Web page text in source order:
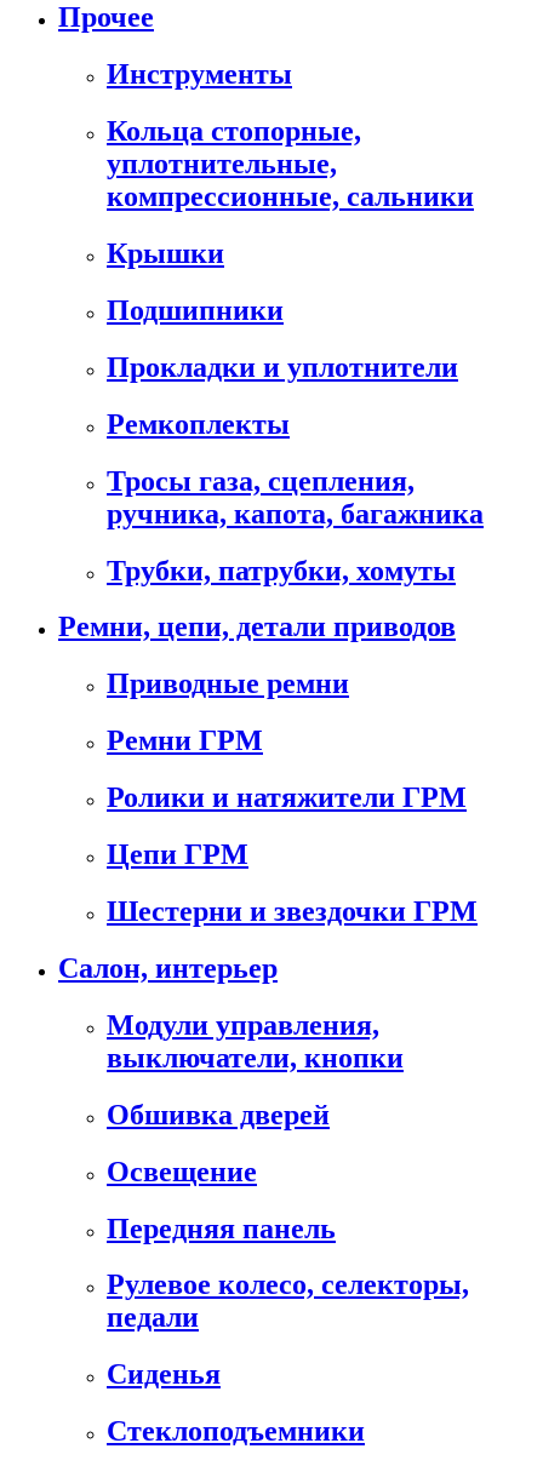
Прочее
Инструменты
Кольца стопорные,
уплотнительные,
компрессионные, сальники
Крышки
Подшипники
Прокладки и уплотнители
Ремкоплекты
Тросы газа, сцепления,
ручника, капота, багажника
Трубки, патрубки, хомуты
Ремни, цепи, детали приводов
Приводные ремни
Ремни ГРМ
Ролики и натяжители ГРМ
Цепи ГРМ
Шестерни и звездочки ГРМ
Салон, интерьер
Модули управления,
выключатели, кнопки
Обшивка дверей
Освещение
Передняя панель
Рулевое колесо, селекторы,
педали
Сиденья
Стеклоподъемники